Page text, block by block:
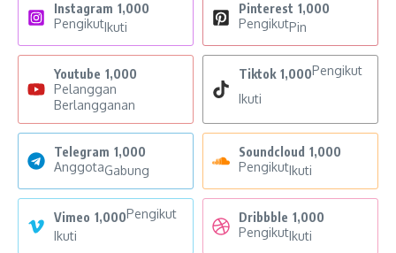
Instagram 1,000
PengikutIkuti
Pinterest 1,000
PengikutPin
Youtube 1,000
Pelanggan
Berlangganan
Tiktok 1,000Pengikut
Ikuti
Telegram 1,000
AnggotaGabung
Soundcloud 1,000
PengikutIkuti
Vimeo 1,000Pengikut
Ikuti
Dribbble 1,000
PengikutIkuti